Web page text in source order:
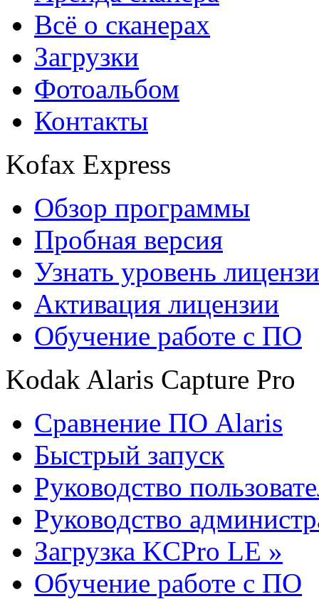
Всё о сканерах
Загрузки
Фотоальбом
Контакты
Kofax Express
Обзор программы
Пробная версия
Узнать уровень
Активация лицензии
Обучение работе с ПО
Kodak Alaris Capture Pro
Сравнение ПО Alaris
Быстрый запуск
Руководство
Руководство
Загрузка KCPro LE »
Обучение работе с ПО